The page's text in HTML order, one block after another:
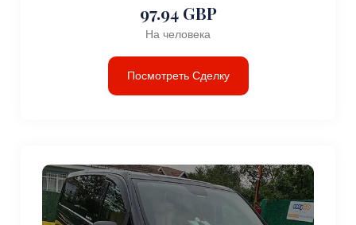
97.94 GBP
На человека
Посмотреть Сделку